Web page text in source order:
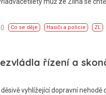
Co se děje Hasiči a policie ZL
řízení a
děsivě vyhlížející dopravní nehodě